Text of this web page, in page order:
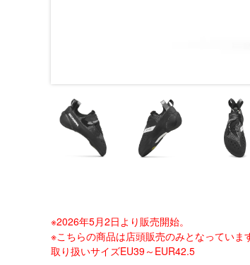
※2026年5月2日より販売開始。
※こちらの商品は店頭販売のみとなっていま
取り扱いサイズEU39～EUR42.5